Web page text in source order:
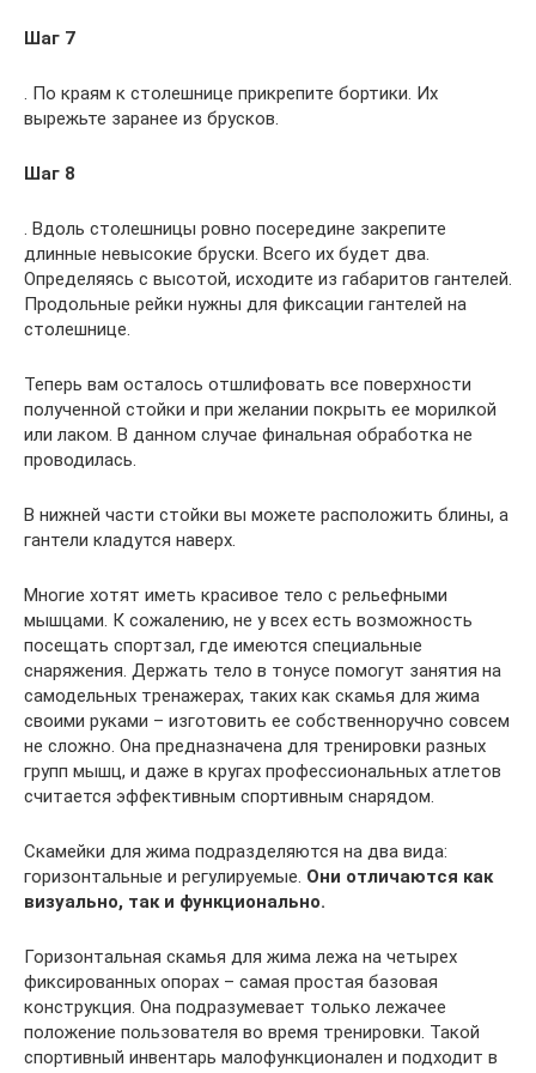
Шаг 7
. По краям к столешнице прикрепите бортики. Их
вырежьте заранее из брусков.
Шаг 8
. Вдоль столешницы ровно посередине закрепите
длинные невысокие бруски. Всего их будет два.
Определяясь с высотой, исходите из габаритов гантелей.
Продольные рейки нужны для фиксации гантелей на
столешнице.
Теперь вам осталось отшлифовать все поверхности
полученной стойки и при желании покрыть ее морилкой
или лаком. В данном случае финальная обработка не
проводилась.
В нижней части стойки вы можете расположить блины, а
гантели кладутся наверх.
Многие хотят иметь красивое тело с рельефными
мышцами. К сожалению, не у всех есть возможность
посещать спортзал, где имеются специальные
снаряжения. Держать тело в тонусе помогут занятия на
самодельных тренажерах, таких как скамья для жима
своими руками – изготовить ее собственноручно совсем
не сложно. Она предназначена для тренировки разных
групп мышц, и даже в кругах профессиональных атлетов
считается эффективным спортивным снарядом.
Скамейки для жима подразделяются на два вида:
горизонтальные и регулируемые. Они отличаются как
визуально, так и функционально.
Горизонтальная скамья для жима лежа на четырех
фиксированных опорах – самая простая базовая
конструкция. Она подразумевает только лежачее
положение пользователя во время тренировки. Такой
спортивный инвентарь малофункционален и подходит в